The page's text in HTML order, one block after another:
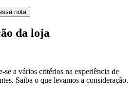
nota
da loja
se a vários critérios na experiência de
Saiba o que levamos a consideração.